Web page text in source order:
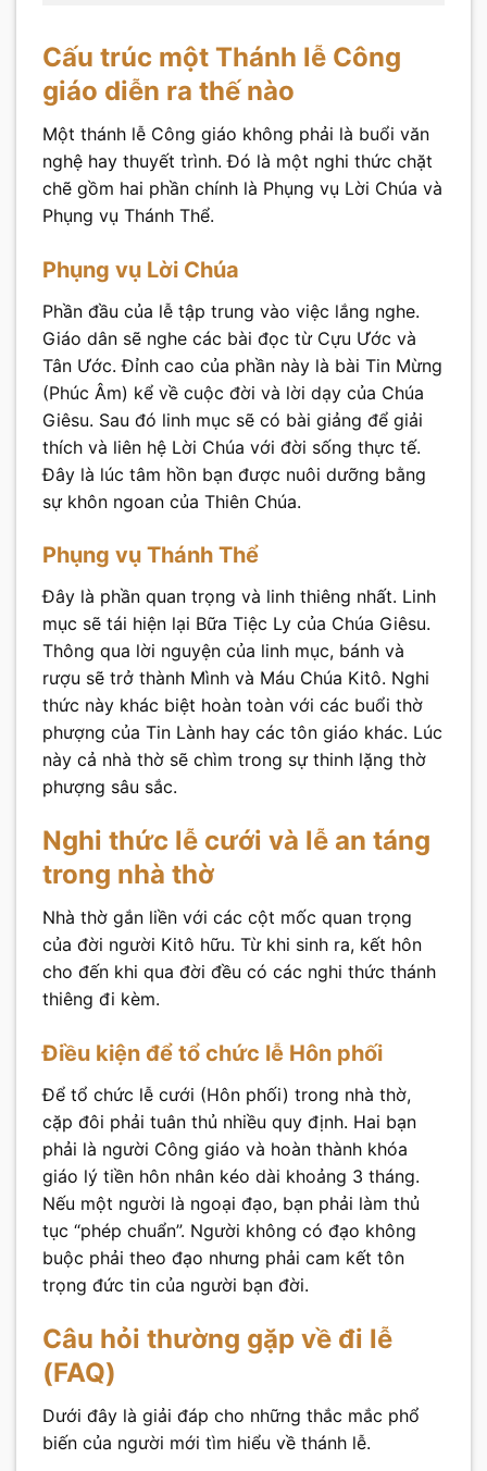
Cấu trúc một Thánh lễ Công
giáo diễn ra thế nào
Một thánh lễ Công giáo không phải là buổi văn
nghệ hay thuyết trình. Đó là một nghi thức chặt
chẽ gồm hai phần chính là Phụng vụ Lời Chúa và
Phụng vụ Thánh Thể.
Phụng vụ Lời Chúa
Phần đầu của lễ tập trung vào việc lắng nghe.
Giáo dân sẽ nghe các bài đọc từ Cựu Ước và
Tân Ước. Đỉnh cao của phần này là bài Tin Mừng
(Phúc Âm) kể về cuộc đời và lời dạy của Chúa
Giêsu. Sau đó linh mục sẽ có bài giảng để giải
thích và liên hệ Lời Chúa với đời sống thực tế.
Đây là lúc tâm hồn bạn được nuôi dưỡng bằng
sự khôn ngoan của Thiên Chúa.
Phụng vụ Thánh Thể
Đây là phần quan trọng và linh thiêng nhất. Linh
mục sẽ tái hiện lại Bữa Tiệc Ly của Chúa Giêsu.
Thông qua lời nguyện của linh mục, bánh và
rượu sẽ trở thành Mình và Máu Chúa Kitô. Nghi
thức này khác biệt hoàn toàn với các buổi thờ
phượng của Tin Lành hay các tôn giáo khác. Lúc
này cả nhà thờ sẽ chìm trong sự thinh lặng thờ
phượng sâu sắc.
Nghi thức lễ cưới và lễ an táng
trong nhà thờ
Nhà thờ gắn liền với các cột mốc quan trọng
của đời người Kitô hữu. Từ khi sinh ra, kết hôn
cho đến khi qua đời đều có các nghi thức thánh
thiêng đi kèm.
Điều kiện để tổ chức lễ Hôn phối
Để tổ chức lễ cưới (Hôn phối) trong nhà thờ,
cặp đôi phải tuân thủ nhiều quy định. Hai bạn
phải là người Công giáo và hoàn thành khóa
giáo lý tiền hôn nhân kéo dài khoảng 3 tháng.
Nếu một người là ngoại đạo, bạn phải làm thủ
tục “phép chuẩn”. Người không có đạo không
buộc phải theo đạo nhưng phải cam kết tôn
trọng đức tin của người bạn đời.
Câu hỏi thường gặp về đi lễ
(FAQ)
Dưới đây là giải đáp cho những thắc mắc phổ
biến của người mới tìm hiểu về thánh lễ.